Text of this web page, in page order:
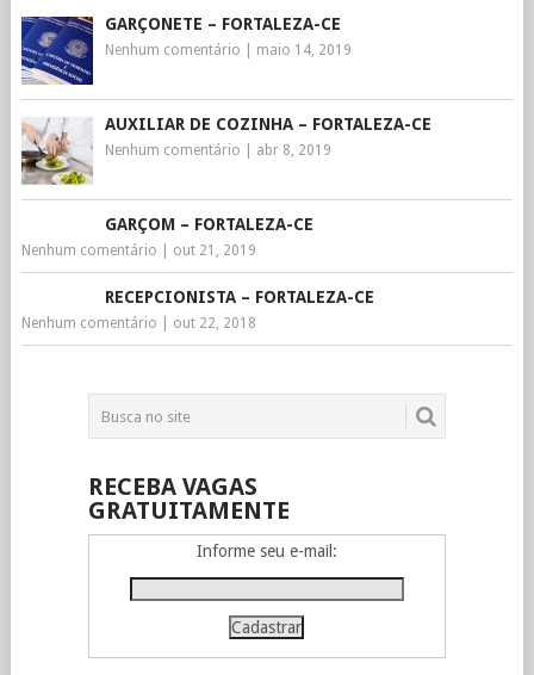
GARÇONETE – FORTALEZA-CE
Nenhum comentário maio 14, 2019
AUXILIAR DE COZINHA – FORTALEZA-CE
Nenhum comentário abr 8, 2019
GARÇOM – FORTALEZA-CE
Nenhum comentário out 21, 2019
RECEPCIONISTA – FORTALEZA-CE
Nenhum comentário out 22, 2018
RECEBA VAGAS
GRATUITAMENTE
Informe seu e-mail: